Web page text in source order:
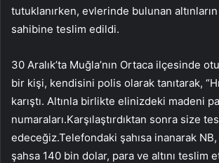
tutuklanırken, evlerinde bulunan altınların
sahibine teslim edildi.
30 Aralık’ta Muğla’nın Ortaca ilçesinde
bir kişi, kendisini polis olarak tanıtarak,
karıştı. Altınla birlikte elinizdeki madeni
numaraları.Karşılaştırdıktan sonra size
edeceğiz.Telefondaki şahısa inanarak
şahsa 140 bin dolar, para ve altını teslim